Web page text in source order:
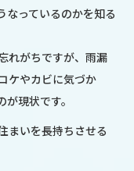
なっているのかを知る
れがちですが、雨漏
ケやカビに気づか
現状です。
まいを長持ちさせる